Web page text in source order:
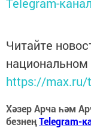
Читайте
https://max.ru/
Хәзер Арча һәм
безнеңTelegram-